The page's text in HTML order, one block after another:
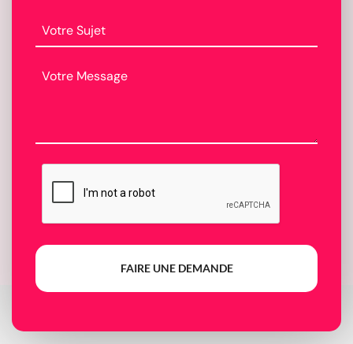
FAIRE UNE DEMANDE